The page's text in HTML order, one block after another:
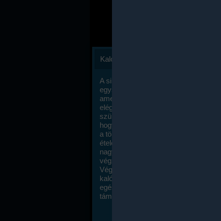
Kalóriaszámlálás
A sikeres fogyás titka valójában igen
egyszerű: égess több energiát, mint
amennyit beviszel. Természetesen
elég nagy fegyelemre és akaraterőre
szükség, de meglepődve fogod
hogy a kalóriaszámolás mennyire
a többi diétához képest. Itt nincsenek
ételek és a megengedett kalóriabevitelt
nagymértékben növelheted ha
végzel.
Végül, de nem utolsó sorban, a
kalóriaszámolás módszerét a legtöbb
egészségügyi szakorvos ajánlja és
támogatja.